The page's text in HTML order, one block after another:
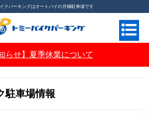
クパーキングはオートバイの月極駐車場です
らせ】夏季休業について
クパーキング>駐車場>東京エリアの月極バイク駐車場
駐車場情報